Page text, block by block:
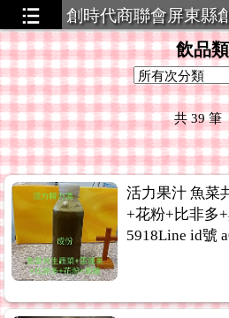
創時代商聯會屏東縣
策略聯盟
飲品類
共39筆
活力果汁 魚菜
+花粉+比非多
5918Line id號